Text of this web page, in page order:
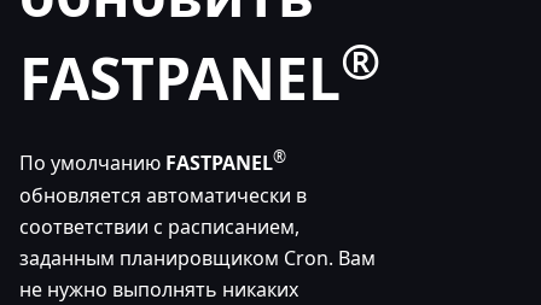
FASTPANEL®
По умолчанию FASTPANEL®
обновляется автоматически в
соответствии с расписанием,
заданным планировщиком Cron. Вам
не нужно выполнять никаких